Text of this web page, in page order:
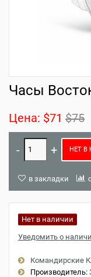
Часы
Цена: $71 $75
НЕТ В
в закладки
Нет в наличии
Уведомить о
Командирские
Производитель: